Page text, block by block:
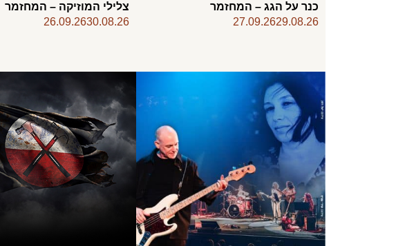
כנר על הגג – המחזמר
29.08.26
27.09.26
צלילי המוזיקה – המחזמר
30.08.26
26.09.26